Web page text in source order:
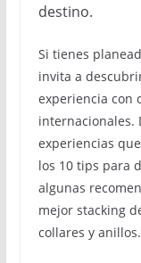
destino.
Si tienes
invita a
experiencia con
internacionales.
experiencias
los 10 tips para
algunas
mejor stacking
collares y anillos.